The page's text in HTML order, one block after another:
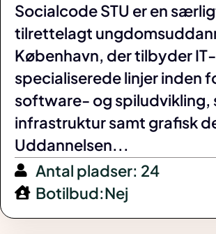
Socialcode STU er en
tilrettelagt
København, der tilbyder IT-
specialiserede linjer inden
software- og spiludvikling,
infrastruktur samt grafisk
Uddannelsen...
Antal pladser: 24
Botilbud:Nej